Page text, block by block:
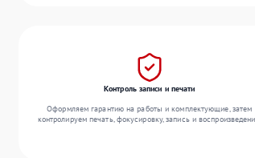
Контроль записи и печати
Оформляем гарантию на работы и комплектующие, затем
контролируем печать, фокусировку, запись и